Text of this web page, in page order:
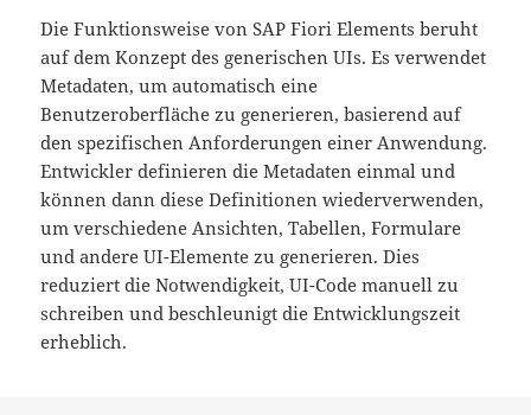
Die Funktionsweise von SAP Fiori Elements beruht
auf dem Konzept des generischen UIs. Es verwendet
Metadaten, um automatisch eine
Benutzeroberfläche zu generieren, basierend auf
den spezifischen Anforderungen einer Anwendung.
Entwickler definieren die Metadaten einmal und
können dann diese Definitionen wiederverwenden,
um verschiedene Ansichten, Tabellen, Formulare
und andere UI-Elemente zu generieren. Dies
reduziert die Notwendigkeit, UI-Code manuell zu
schreiben und beschleunigt die Entwicklungszeit
erheblich.